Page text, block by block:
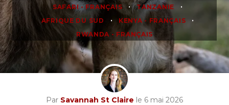
SAFARI - FRANÇAIS • TANZANIE •
AFRIQUE DU SUD • KENYA - FRANÇAIS •
RWANDA - FRANÇAIS
Par Savannah St Claire le 6 mai 2026